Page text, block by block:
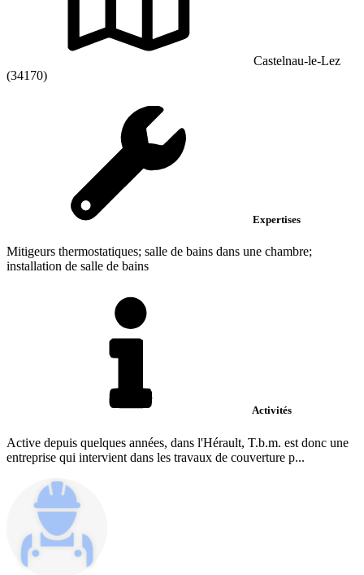
Castelnau-le-Lez
(34170)
Expertises
Mitigeurs thermostatiques; salle de bains dans une chambre;
installation de salle de bains
Activités
Active depuis quelques années, dans l'Hérault, T.b.m. est donc une
entreprise qui intervient dans les travaux de couverture p...